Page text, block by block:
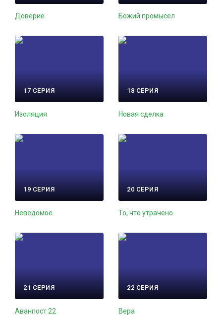
Доверие Божий промысел
17 СЕРИЯ
Изоляция
18 СЕРИЯ
Новая сделка
19 СЕРИЯ
Неведомое
20 СЕРИЯ
То, что утрачено
21 СЕРИЯ
Аванпост 22
22 СЕРИЯ
Вера